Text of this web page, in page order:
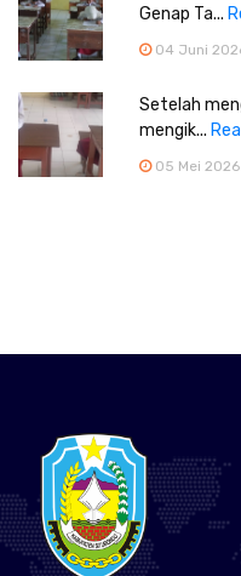
Genap Ta...
04 Juni
Setelah
mengik...
05 Mei 2026